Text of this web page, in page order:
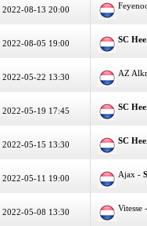
2022-08-13 20:00
2022-08-05 19:00 SC
2022-05-22 13:30 AZ
2022-05-19 17:45 SC
2022-05-15 13:30 SC
2022-05-11 19:00 Ajax -
2022-05-08 13:30 Vitesse